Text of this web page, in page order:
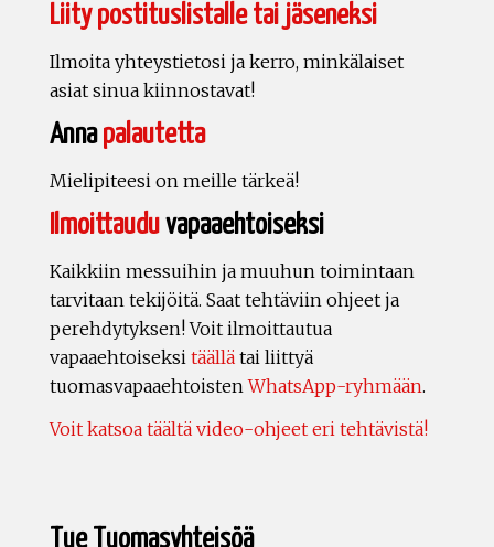
Liity postituslistalle tai jäseneksi
Ilmoita yhteystietosi ja kerro, minkälaiset
asiat sinua kiinnostavat!
Annapalautetta
Mielipiteesi on meille tärkeä!
Ilmoittauduvapaaehtoiseksi
Kaikkiin messuihin ja muuhun toimintaan
tarvitaan tekijöitä. Saat tehtäviin ohjeet ja
perehdytyksen! Voit ilmoittautua
vapaaehtoiseksi täällä tai liittyä
tuomasvapaaehtoistenWhatsApp-ryhmään.
Voit katsoa täältä video-ohjeet eri tehtävistä!
Tue Tuomasyhteisöä